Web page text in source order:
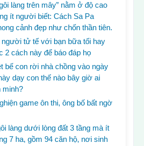
làng trên mây” nằm ở độ cao
ít người biết: Cách Sa Pa
cảnh đẹp như chốn thần tiên.
tử tế với bạn bữa tối hay
2 cách này để báo đáp họ
bế con rời nhà chồng vào ngày
dạy con thế nào bây giờ ai
minh?
game ôn thi, ông bố bất ngờ
làng dưới lòng đất 3 tầng mà ít
7 ha, gồm 94 căn hộ, nơi sinh